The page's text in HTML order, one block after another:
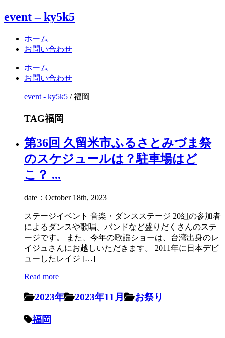
event – ky5k5
ホーム
お問い合わせ
ホーム
お問い合わせ
event - ky5k5 /福岡
TAG福岡
第36回 久留米市ふるさとみづま祭
のスケジュールは？駐車場はど
こ？ ...
date：October 18th, 2023
ステージイベント 音楽・ダンスステージ 20組の参加者
によるダンスや歌唱、バンドなど盛りだくさんのステ
ージです。 また、今年の歌謡ショーは、台湾出身のレ
イジュさんにお越しいただきます。 2011年に日本デビ
ューしたレイジ […]
Read more
2023年 2023年11月 お祭り
福岡